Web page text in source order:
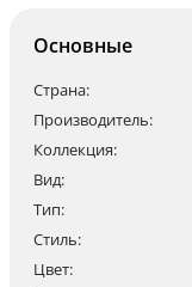
Основные
Страна:
Производитель:
Коллекция:
Вид:
Тип:
Стиль:
Цвет: